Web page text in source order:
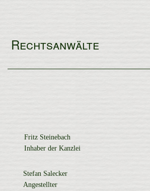
Rechtsanwälte
Fritz Steinebach
Inhaber der Kanzlei
Stefan Salecker
Angestellter